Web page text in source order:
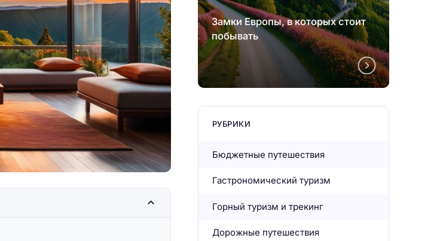
Замки Европы, в которых стоит
побывать
Замки Европы, в которых стоит
побывать
РУБРИКИ
Бюджетные путешествия
Гастрономический туризм
Горный туризм и трекинг
Дорожные путешествия